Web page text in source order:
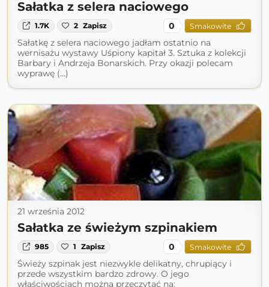
Sałatka z selera naciowego
1.7K 2 Zapisz 0 Smakowite
Sałatkę z selera naciowego jadłam ostatnio na
wernisażu wystawy Uśpiony kapitał 3. Sztuka z kolekcji
Barbary i Andrzeja Bonarskich. Przy okazji polecam
wyprawę (...)
21 września 2012
Sałatka ze świeżym szpinakiem
985 1 Zapisz 0 Smakowite
Świeży szpinak jest niezwykle delikatny, chrupiący i
przede wszystkim bardzo zdrowy. O jego
właściwościach można przeczytać na: